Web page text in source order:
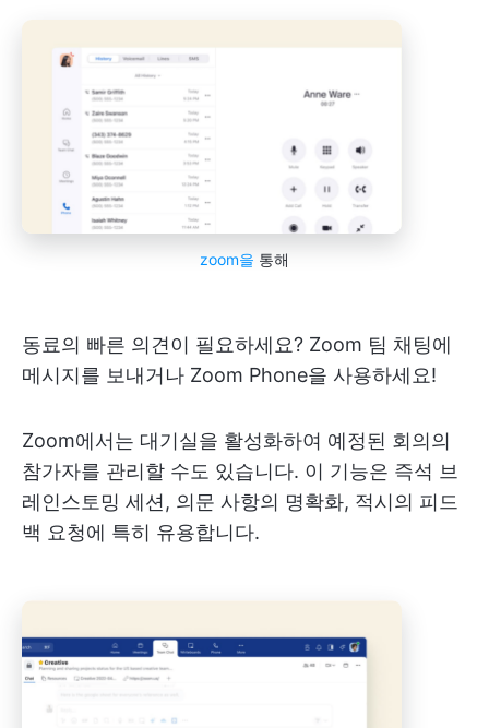
zoom을 통해
동료의 빠른 의견이 필요하세요? Zoom 팀 채팅에
메시지를 보내거나 Zoom Phone을 사용하세요!
Zoom에서는 대기실을 활성화하여 예정된 회의의
참가자를 관리할 수도 있습니다. 이 기능은 즉석 브
레인스토밍 세션, 의문 사항의 명확화, 적시의 피드
백 요청에 특히 유용합니다.